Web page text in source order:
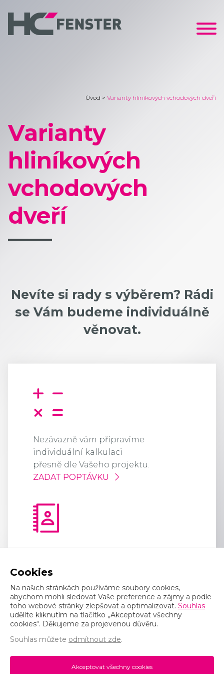
Úvod > Varianty hliníkových vchodových dveří
Varianty
hliníkových
vchodových
dveří
Nevíte si rady s výběrem? Rádi
se Vám budeme individuálně
věnovat.
Nezávazně vám přípravíme
individuální kalkulaci
přesně dle Vašeho projektu.
ZADAT POPTÁVKU
Tel. +420 725 399 150 (Č.
Email: info@hcfenster.cz
Zeyerovy sady 46
38901, Vodňany
IČ: 75379155
Cookies
Na našich stránkách používáme soubory cookies,
abychom mohli sledovat Vaše preference a zájmy a podle
toho webové stránky zlepšovat a optimalizovat. Souhlas
udělíte kliknutím na tlačítko „Akceptovat všechny
cookies“. Děkujeme za projevenou důvěru.
Souhlas můžete odmítnout zde.
Akceptovat všechny cookies